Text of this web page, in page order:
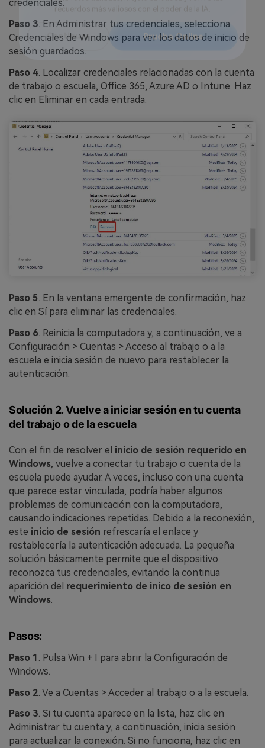
Arregla fotos dañadas, mejora su nitidez y revive tus
recuerdos más valiosos con el poder de la IA.
credenciales.
Paso 3. En Administrar tus credenciales, selecciona
Credenciales de Windows para ver los datos de inicio de
sesión guardados.
Paso 4. Localizar credenciales relacionadas con la cuenta
de trabajo o escuela, Office 365, Azure AD o Intune. Haz
clic en Eliminar en cada entrada.
Paso 5. En la ventana emergente de confirmación, haz
clic en Sí para eliminar las credenciales.
Paso 6. Reinicia la computadora y, a continuación, ve a
Configuración > Cuentas > Acceso al trabajo o a la
escuela e inicia sesión de nuevo para restablecer la
autenticación.
Solución 2. Vuelve a iniciar sesión en tu cuenta
del trabajo o de la escuela
Con el fin de resolver el inicio de sesión requerido en
Windows, vuelve a conectar tu trabajo o cuenta de la
escuela puede ayudar. A veces, incluso con una cuenta
que parece estar vinculada, podría haber algunos
problemas de comunicación con la computadora,
causando indicaciones repetidas. Debido a la reconexión,
este inicio de sesión refrescaría el enlace y
restablecería la autenticación adecuada. La pequeña
solución básicamente permite que el dispositivo
reconozca tus credenciales, evitando la continua
aparición del requerimiento de inico de sesión en
Windows
Pasos:
Paso 1 . Pulsa Win + I para abrir la Configuración de
Windows.
Paso 2 . Ve a Cuentas > Acceder al trabajo o a la escuela.
Paso 3. Si tu cuenta aparece en la lista, haz clic en
Administrar tu cuenta y, a continuación, inicia sesión
para actualizar la conexión. Si no funciona, haz clic en